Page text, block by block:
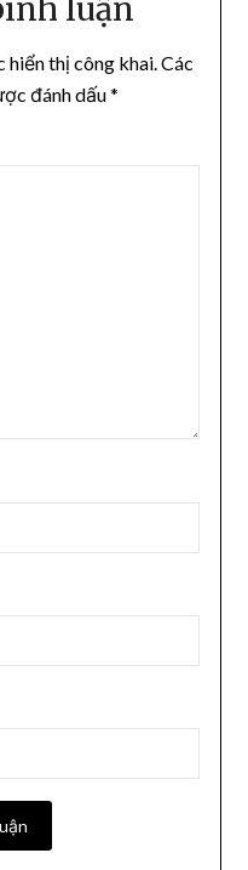
luận
hiển thị công khai.Các
đánh dấu*